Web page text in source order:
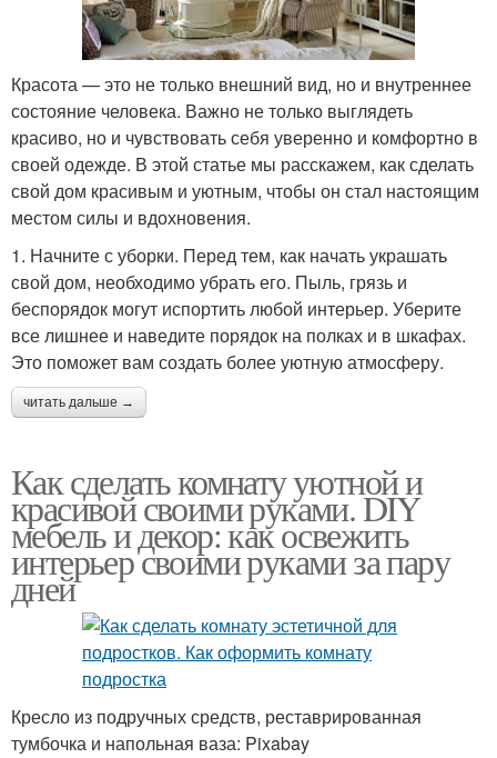
Красота — это не только внешний вид, но и внутреннее
состояние человека. Важно не только выглядеть
красиво, но и чувствовать себя уверенно и комфортно в
своей одежде. В этой статье мы расскажем, как сделать
свой дом красивым и уютным, чтобы он стал настоящим
местом силы и вдохновения.
1. Начните с уборки. Перед тем, как начать украшать
свой дом, необходимо убрать его. Пыль, грязь и
беспорядок могут испортить любой интерьер. Уберите
все лишнее и наведите порядок на полках и в шкафах.
Это поможет вам создать более уютную атмосферу.
читать дальше →
Как сделать комнату уютной и
красивой своими руками. DIY
мебель и декор: как освежить
интерьер своими руками за пару
дней
Кресло из подручных средств, реставрированная
тумбочка и напольная ваза: Pixabay